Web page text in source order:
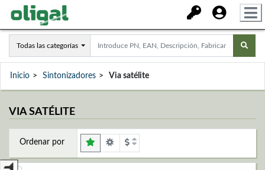
Todas las categorías
Inicio Sintonizadores Via satélite
VIA SATÉLITE
Ordenar por